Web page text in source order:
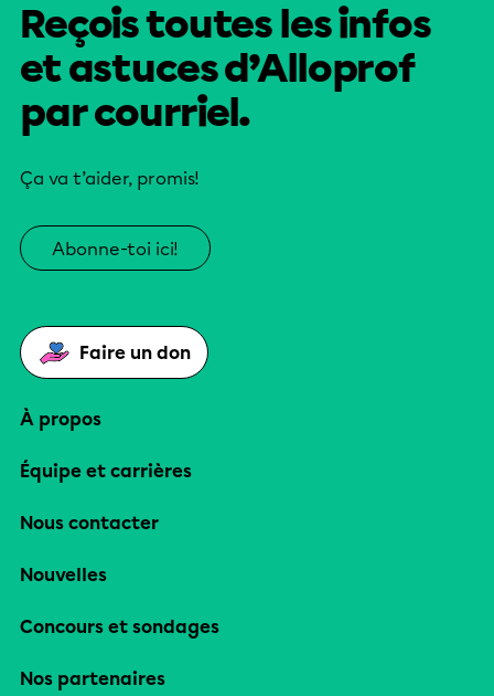
Reçois toutes les infos
et astuces d’Alloprof
par courriel.
Ça va t’aider, promis!
Abonne-toi ici!
Faire un don
À propos
Équipe et carrières
Nous contacter
Nouvelles
Concours et sondages
Nos partenaires